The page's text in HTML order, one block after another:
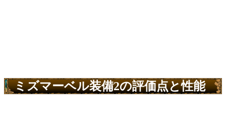
ミズマーベル装備2の評価点と性能